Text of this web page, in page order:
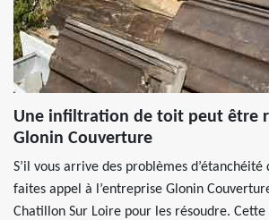
Une infiltration de toit peut être
Glonin Couverture
S’il vous arrive des problèmes
faites appel à l’entreprise Glonin
Chatillon Sur Loire pour les résoudre.